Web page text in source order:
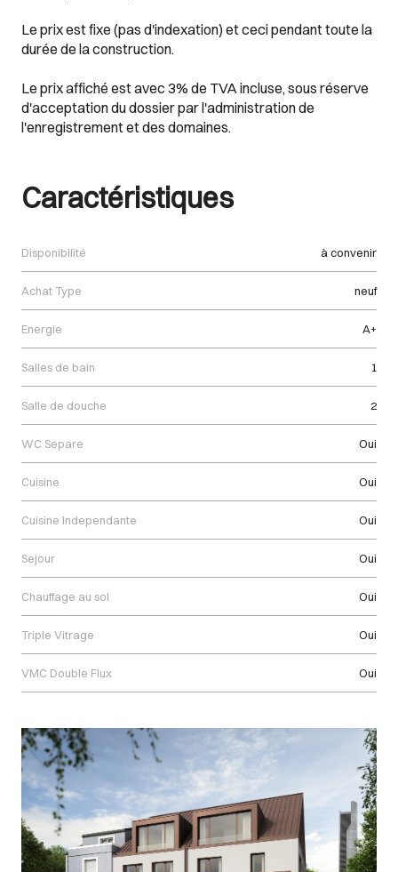
Le prix est fixe (pas d'indexation) et ceci pendant toute la
durée de la construction.
Le prix affiché est avec 3% de TVA incluse, sous réserve
d'acceptation du dossier par l'administration de
l'enregistrement et des domaines.
Caractéristiques
Disponibilité à convenir
Achat Type neuf
Energie A+
Salles de bain 1
Salle de douche 2
WC Separe Oui
Cuisine Oui
Cuisine Independante Oui
Sejour Oui
Chauffage au sol Oui
Triple Vitrage Oui
VMC Double Flux Oui
Images Gallery